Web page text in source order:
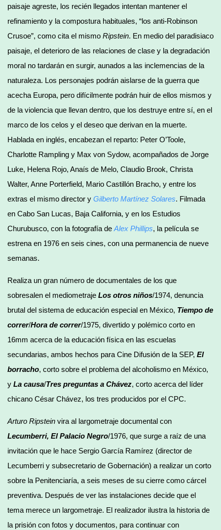
paisaje agreste, los recién llegados intentan mantener el
refinamiento y la compostura habituales, “los anti-Robinson
Crusoe”, como cita el mismo Ripstein. En medio del paradisiaco
paisaje, el deterioro de las relaciones de clase y la degradación
moral no tardarán en surgir, aunados a las inclemencias de la
naturaleza. Los personajes podrán aislarse de la guerra que
acecha Europa, pero difícilmente podrán huir de ellos mismos y
de la violencia que llevan dentro, que los destruye entre sí, en el
marco de los celos y el deseo que derivan en la muerte.
Hablada en inglés, encabezan el reparto: Peter O’Toole,
Charlotte Rampling y Max von Sydow, acompañados de Jorge
Luke, Helena Rojo, Anaís de Melo, Claudio Brook, Christa
Walter, Anne Porterfield, Mario Castillón Bracho, y entre los
extras el mismo director y Gilberto Martínez Solares. Filmada
en Cabo San Lucas, Baja California, y en los Estudios
Churubusco, con la fotografía de Alex Phillips, la película se
estrena en 1976 en seis cines, con una permanencia de nueve
semanas.
Realiza un gran número de documentales de los que
sobresalen el mediometraje Los otros niños/1974, denuncia
brutal del sistema de educación especial en México, Tiempo de
correr/Hora de correr/1975, divertido y polémico corto en
16mm acerca de la educación física en las escuelas
secundarias, ambos hechos para Cine Difusión de la SEP, El
borracho, corto sobre el problema del alcoholismo en México,
y La causa/Tres preguntas a Chávez, corto acerca del líder
chicano César Chávez, los tres producidos por el CPC.
Arturo Ripstein vira al largometraje documental con
Lecumberri, El Palacio Negro/1976, que surge a raíz de una
invitación que le hace Sergio García Ramírez (director de
Lecumberri y subsecretario de Gobernación) a realizar un corto
sobre la Penitenciaría, a seis meses de su cierre como cárcel
preventiva. Después de ver las instalaciones decide que el
tema merece un largometraje. El realizador ilustra la historia de
la prisión con fotos y documentos, para continuar con